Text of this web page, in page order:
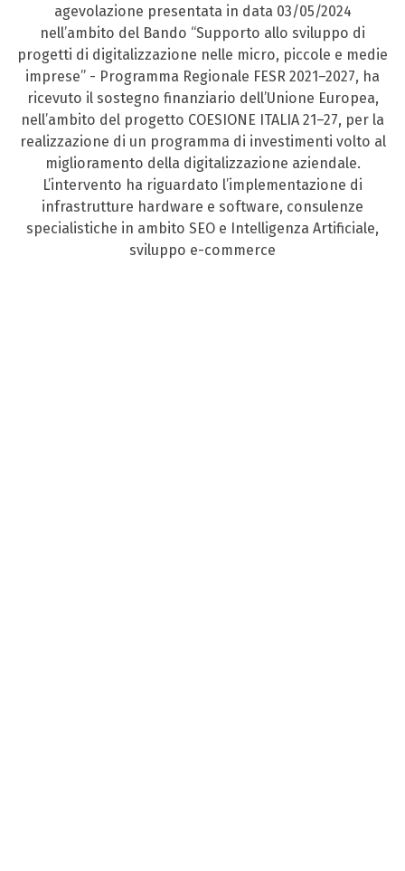
agevolazione presentata in data 03/05/2024
nell’ambito del Bando “Supporto allo sviluppo di
progetti di digitalizzazione nelle micro, piccole e medie
imprese” - Programma Regionale FESR 2021–2027, ha
ricevuto il sostegno finanziario dell’Unione Europea,
nell’ambito del progetto COESIONE ITALIA 21–27, per la
realizzazione di un programma di investimenti volto al
miglioramento della digitalizzazione aziendale.
L’intervento ha riguardato l’implementazione di
infrastrutture hardware e software, consulenze
specialistiche in ambito SEO e Intelligenza Artificiale,
sviluppo e-commerce